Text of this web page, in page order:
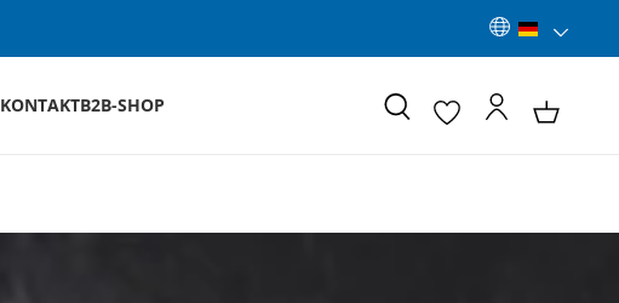
KONTAKTB2B-SHOP